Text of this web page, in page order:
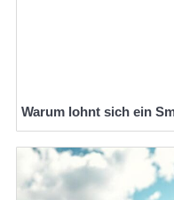
Warum lohnt sich ein